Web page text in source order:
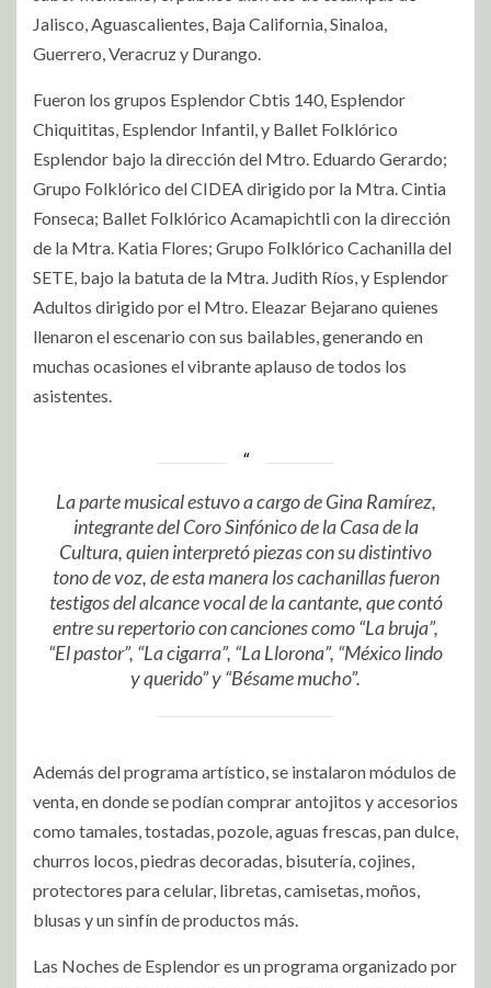
Jalisco, Aguascalientes, Baja California, Sinaloa,
Guerrero, Veracruz y Durango.
Fueron los grupos Esplendor Cbtis 140, Esplendor
Chiquititas, Esplendor Infantil, y Ballet Folklórico
Esplendor bajo la dirección del Mtro. Eduardo Gerardo;
Grupo Folklórico del CIDEA dirigido por la Mtra. Cintia
Fonseca; Ballet Folklórico Acamapichtli con la dirección
de la Mtra. Katia Flores; Grupo Folklórico Cachanilla del
SETE, bajo la batuta de la Mtra. Judith Ríos, y Esplendor
Adultos dirigido por el Mtro. Eleazar Bejarano quienes
llenaron el escenario con sus bailables, generando en
muchas ocasiones el vibrante aplauso de todos los
asistentes.
La parte musical estuvo a cargo de Gina Ramírez,
integrante del Coro Sinfónico de la Casa de la
Cultura, quien interpretó piezas con su distintivo
tono de voz, de esta manera los cachanillas fueron
testigos del alcance vocal de la cantante, que contó
entre su repertorio con canciones como “La bruja”,
“El pastor”, “La cigarra”, “La Llorona”, “México lindo
y querido” y “Bésame mucho”.
Además del programa artístico, se instalaron módulos de
venta, en donde se podían comprar antojitos y accesorios
como tamales, tostadas, pozole, aguas frescas, pan dulce,
churros locos, piedras decoradas, bisutería, cojines,
protectores para celular, libretas, camisetas, moños,
blusas y un sinfín de productos más.
Las Noches de Esplendor es un programa organizado por